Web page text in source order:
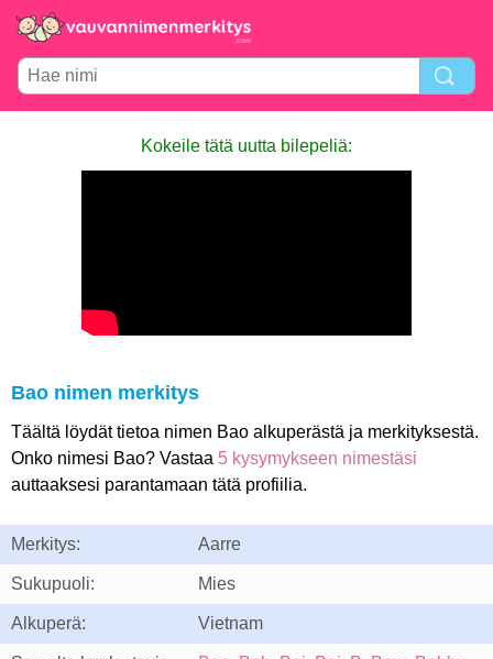
Kokeile tätä uutta bilepeliä:
Bao nimen merkitys
Täältä löydät tietoa nimen Bao alkuperästä ja merkityksestä.
Onko nimesi Bao? Vastaa 5 kysymykseen nimestäsi
auttaaksesi parantamaan tätä profiilia.
Merkitys: Aarre
Sukupuoli: Mies
Alkuperä: Vietnam